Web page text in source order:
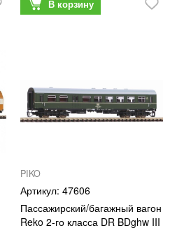
PIKO
47606
Пассажирский/багажный вагон
Reko 2-го класса DR BDghw III